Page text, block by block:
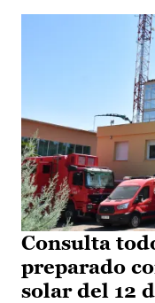
Consulta
preparado
solar del 12